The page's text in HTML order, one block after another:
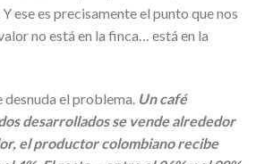
ese es precisamente el punto que nos
no está en la finca… está en la
el problema. Un café
desarrollados se vende alrededor
el productor colombiano recibe